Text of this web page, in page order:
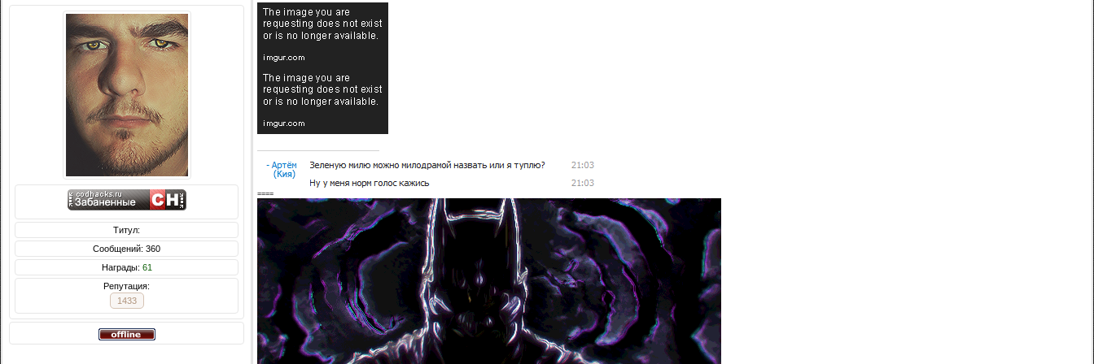
Титул:
Сообщений: 360
Награды: 61
Репутация:
1433
====